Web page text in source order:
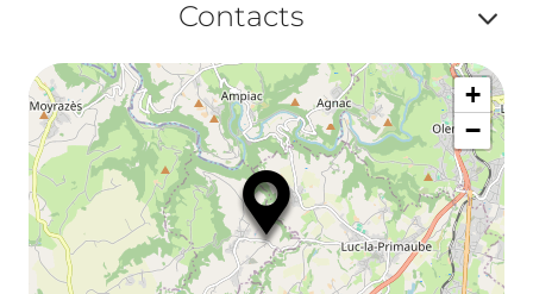
ou
et
Contacts
ou
+
−